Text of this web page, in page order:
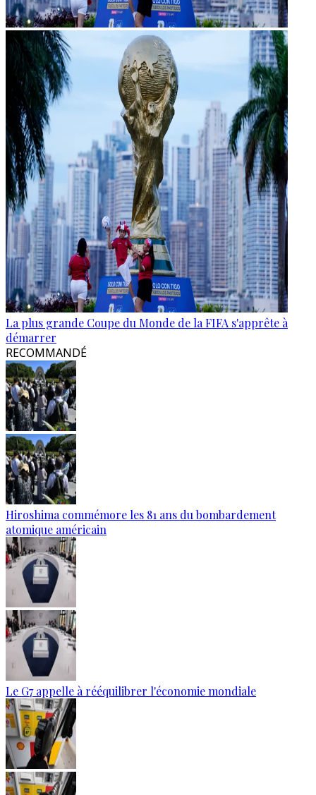
La plus grande Coupe du Monde de la FIFA s'apprête à
démarrer
RECOMMANDÉ
Hiroshima commémore les 81 ans du bombardement
atomique américain
Le G7 appelle à rééquilibrer l'économie mondiale